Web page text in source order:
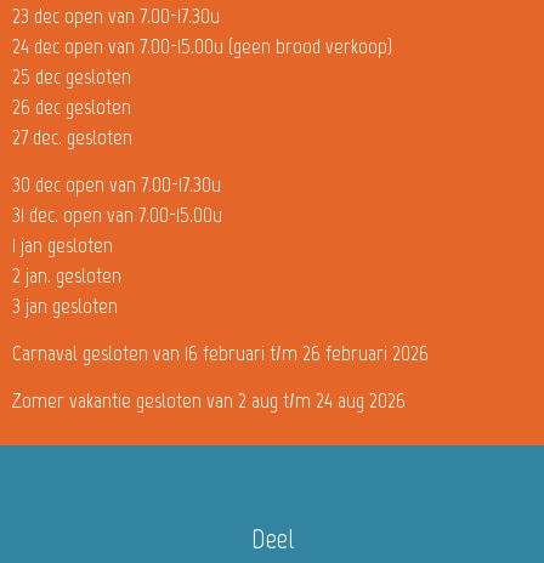
23 dec open van 7.00-17.30u
24 dec open van 7.00-15.00u (geen brood verkoop)
25 dec gesloten
26 dec gesloten
27 dec. gesloten
30 dec open van 7.00-17.30u
31 dec. open van 7.00-15.00u
1 jan gesloten
2 jan. gesloten
3 jan gesloten
Carnaval gesloten van 16 februari t/m 26 februari 2026
Zomer vakantie gesloten van 2 aug t/m 24 aug 2026
Deel